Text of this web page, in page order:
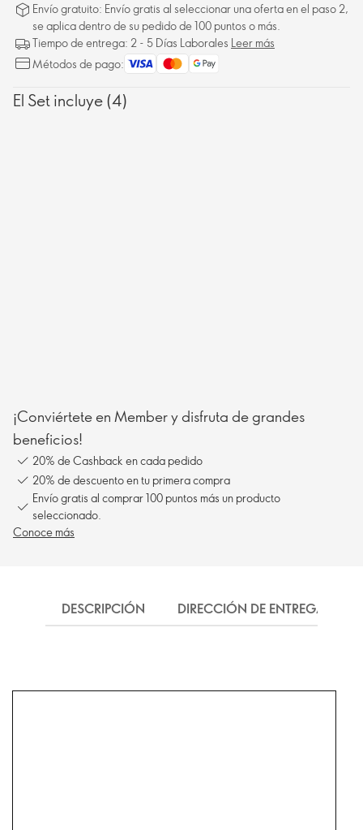
Envío gratuito: Envío gratis al seleccionar una oferta en el paso 2,
se aplica dentro de su pedido de 100 puntos o más.
Tiempo de entrega: 2 - 5 Días Laborales Leer más
Métodos de pago:
El Set incluye (4)
¡Conviértete en Member y disfruta de grandes
beneficios!
20% de Cashback en cada pedido
20% de descuento en tu primera compra
Envío gratis al comprar 100 puntos más un producto
seleccionado.
Conoce más
DESCRIPCIÓN DIRECCIÓN DE ENTREGA